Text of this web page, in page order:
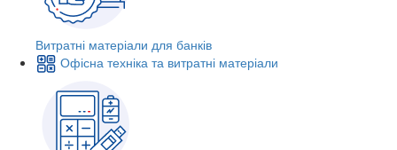
Витратні матеріали для банків
Офісна техніка та витратні матеріали